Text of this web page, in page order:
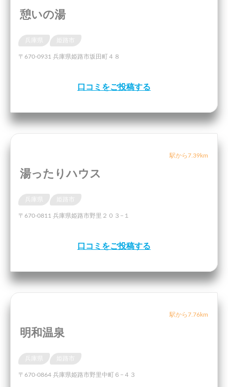
憩いの湯
姫路市
〒670-0931 兵庫県姫路市坂田町４８
口コミをご投稿する
駅から7.39km
湯ったりハウス
姫路市
〒670-0811 兵庫県姫路市野里２０３−１
口コミをご投稿する
駅から7.76km
明和温泉
姫路市
〒670-0864 兵庫県姫路市野里中町６−４３